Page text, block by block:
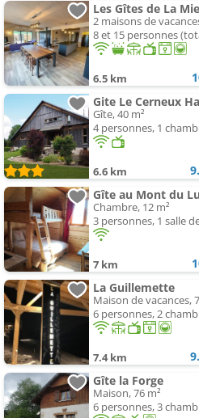
Les Gîtes de La
2 maisons de
8 et 15 personnes
6.5 km
Gite Le Cerneux
Gîte, 40 m²
4 personnes, 1
6.6 km
Gîte au Mont du
Chambre, 12 m²
3 personnes, 1 salle
7 km
La Guillemette
Maison de vacances,
6 personnes, 2
7.4 km
Gîte la Forge
Maison, 76 m²
6 personnes, 3